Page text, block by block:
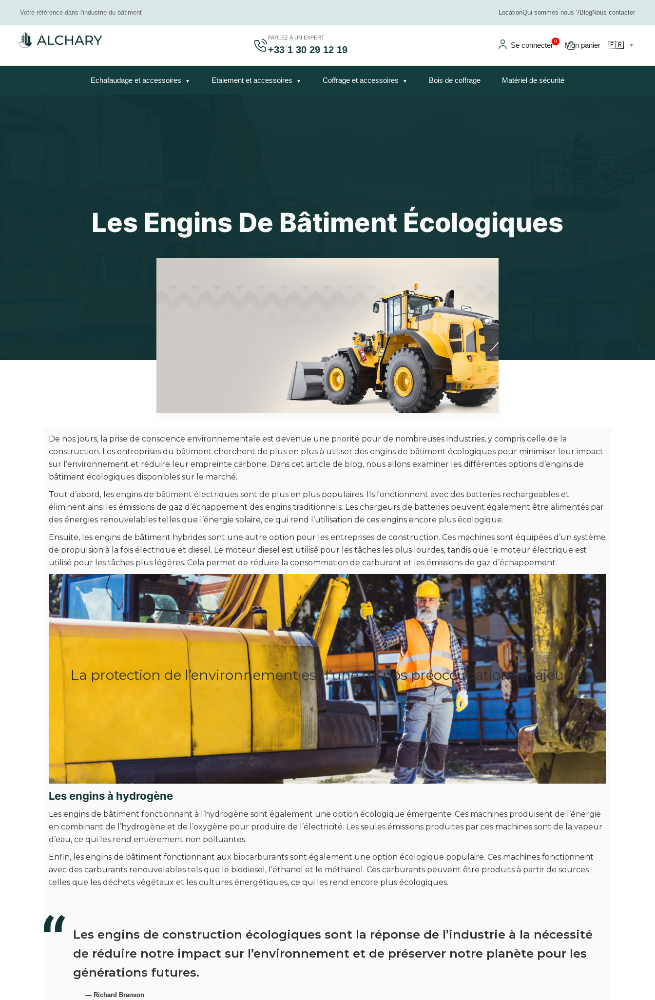
Votre référence dans l'industrie du bâtiment LocationQui sommes-nous ?BlogNous contacter
PARLEZ À UN EXPERT
+33 1 30 29 12 19 Se connecter Mon panier
0
Echafaudage et accessoires Etaiement et accessoires Coffrage et accessoires Bois de coffrage Matériel de sécurité
Les Engins De Bâtiment Écologiques
De nos jours, la prise de conscience environnementale est devenue une priorité pour de nombreuses industries, y compris celle de la
construction. Les entreprises du bâtiment cherchent de plus en plus à utiliser des engins de bâtiment écologiques pour minimiser leur impact
sur l’environnement et réduire leur empreinte carbone. Dans cet article de blog, nous allons examiner les différentes options d’engins de
bâtiment écologiques disponibles sur le marché.
Tout d’abord, les engins de bâtiment électriques sont de plus en plus populaires. Ils fonctionnent avec des batteries rechargeables et
éliminent ainsi les émissions de gaz d’échappement des engins traditionnels. Les chargeurs de batteries peuvent également être alimentés par
des énergies renouvelables telles que l’énergie solaire, ce qui rend l’utilisation de ces engins encore plus écologique.
Ensuite, les engins de bâtiment hybrides sont une autre option pour les entreprises de construction. Ces machines sont équipées d’un système
de propulsion à la fois électrique et diesel. Le moteur diesel est utilisé pour les tâches les plus lourdes, tandis que le moteur électrique est
utilisé pour les tâches plus légères. Cela permet de réduire la consommation de carburant et les émissions de gaz d’échappement.
La protection de l’environnement est l’une de nos préoccupations majeures
Les engins à hydrogène
Les engins de bâtiment fonctionnant à l’hydrogène sont également une option écologique émergente. Ces machines produisent de l’énergie
en combinant de l’hydrogène et de l’oxygène pour produire de l’électricité. Les seules émissions produites par ces machines sont de la vapeur
d’eau, ce qui les rend entièrement non polluantes.
Enfin, les engins de bâtiment fonctionnant aux biocarburants sont également une option écologique populaire. Ces machines fonctionnent
avec des carburants renouvelables tels que le biodiesel, l’éthanol et le méthanol. Ces carburants peuvent être produits à partir de sources
telles que les déchets végétaux et les cultures énergétiques, ce qui les rend encore plus écologiques.
Les engins de construction écologiques sont la réponse de l’industrie à la nécessité
de réduire notre impact sur l’environnement et de préserver notre planète pour les
générations futures.
Richard Branson